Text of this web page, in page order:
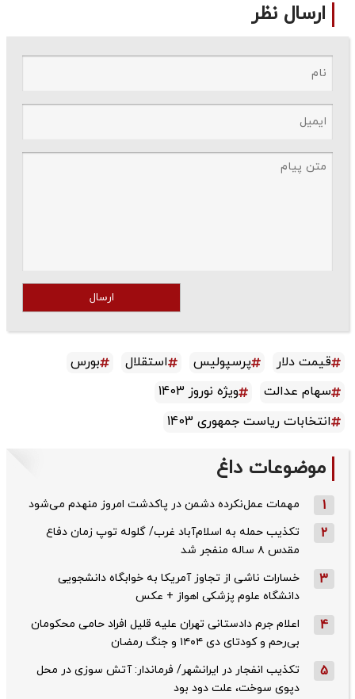
ارسال نظر
ارسال
قیمت دلار پرسپولیس استقلال
بورس
سهام عدالت
ویژه نوروز 1403
انتخابات ریاست جمهوری 1403
موضوعات داغ
1 مهمات عمل‌نکرده دشمن در پاکدشت امروز منهدم می‌شود
2
تکذیب حمله به اسلام‌آباد غرب/ گلوله توپ زمان دفاع
مقدس ۸ ساله منفجر شد
3
خسارات ناشی از تجاوز آمریکا به خوابگاه دانشجویی
دانشگاه علوم پزشکی اهواز + عکس
4
اعلام جرم دادستانی تهران علیه قلیل افراد حامی محکومان
بی‌رحم و کودتای دی‌ ۱۴۰۴ و جنگ رمضان
5
تکذیب ‌انفجار در ایرانشهر/ فرماندار: آتش سوزی در محل
دپوی سوخت، علت دود بود